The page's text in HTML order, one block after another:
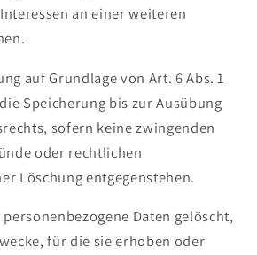
an einer weiteren
auf Grundlage von Art. 6 Abs. 1
Speicherung bis zur Ausübung
sofern keine zwingenden
oder rechtlichen
Löschung entgegenstehen.
Daten gelöscht,
für die sie erhoben oder